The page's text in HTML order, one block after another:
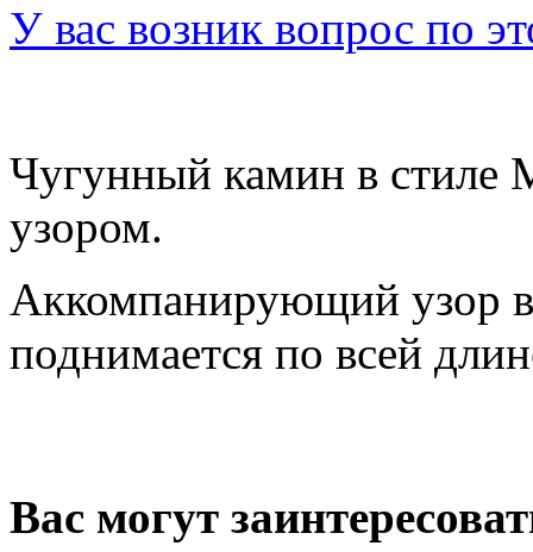
У вас возник вопрос по
Чугунный камин в стиле
узором.
Аккомпанирующий узор
поднимается по всей
Вас могут